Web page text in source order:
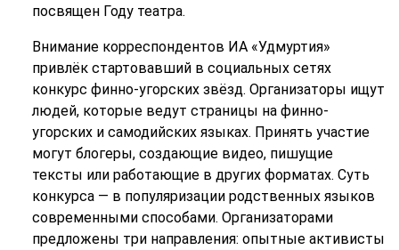
посвящен Году театра.
Внимание корреспондентов ИА «Удмуртия»
привлёк стартовавший в социальных сетях
конкурс финно-угорских звёзд. Организаторы ищут
людей, которые ведут страницы на финно-
угорских и самодийских языках. Принять участие
могут блогеры, создающие видео, пишущие
тексты или работающие в других форматах. Суть
конкурса — в популяризации родственных языков
современными способами. Организаторами
предложены три направления: опытные активисты